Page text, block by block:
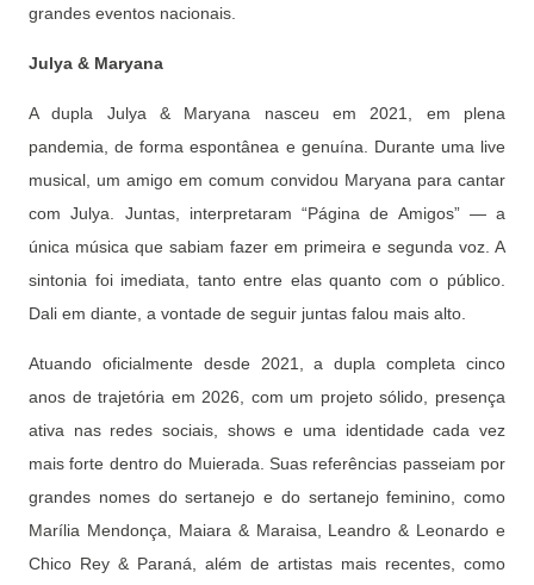
grandes eventos nacionais.
Julya & Maryana
A dupla Julya & Maryana nasceu em 2021, em plena
pandemia, de forma espontânea e genuína. Durante uma live
musical, um amigo em comum convidou Maryana para cantar
com Julya. Juntas, interpretaram “Página de Amigos” — a
única música que sabiam fazer em primeira e segunda voz. A
sintonia foi imediata, tanto entre elas quanto com o público.
Dali em diante, a vontade de seguir juntas falou mais alto.
Atuando oficialmente desde 2021, a dupla completa cinco
anos de trajetória em 2026, com um projeto sólido, presença
ativa nas redes sociais, shows e uma identidade cada vez
mais forte dentro do Muierada. Suas referências passeiam por
grandes nomes do sertanejo e do sertanejo feminino, como
Marília Mendonça, Maiara & Maraisa, Leandro & Leonardo e
Chico Rey & Paraná, além de artistas mais recentes, como